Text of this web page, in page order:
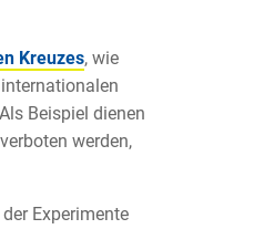
Kreuzes, wie
Beispiel dienen
werden,
Experimente